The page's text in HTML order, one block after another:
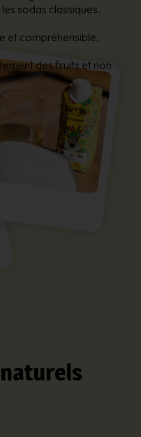
sodas classiques.
et compréhensible.
des fruits et non